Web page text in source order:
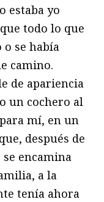
estaba yo
todo lo que
se había
camino.
de apariencia
un cochero al
mí, en un
después de
encamina
a la
tenía ahora